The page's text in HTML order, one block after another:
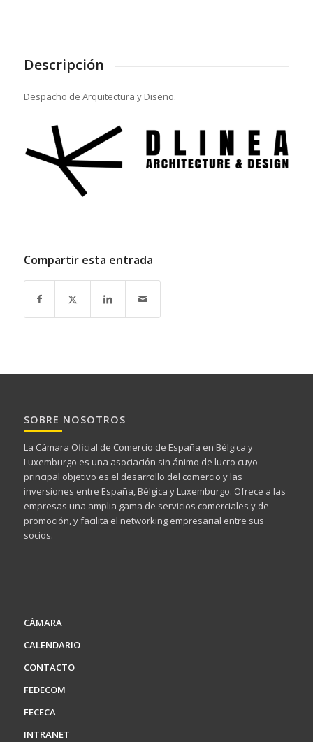
Descripción
Despacho de Arquitectura y Diseño.
Compartir esta entrada
SOBRE NOSOTROS
La Cámara Oficial de Comercio de España en Bélgica y
Luxemburgo es una asociación sin ánimo de lucro cuyo
principal objetivo es el desarrollo del comercio y las
inversiones entre España, Bélgica y Luxemburgo. Ofrece a las
empresas una amplia gama de servicios comerciales y de
promoción, y facilita el networking empresarial entre sus
socios.
CÁMARA
CALENDARIO
CONTACTO
FEDECOM
FECECA
INTRANET